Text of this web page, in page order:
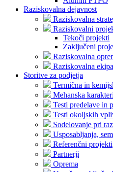
Raziskovalna dejavnost
Raziskovalna
Raziskovalni
Tekoči projekti
Zaključeni
Raziskovalna
Raziskovalna ekipa
Storitve za podjetja
Termična in
Mehanska
Testi predelave in
Testi okoljskih
Sodelovanje pri
Usposabljanja,
Referenčni projekti
Partnerji
Oprema